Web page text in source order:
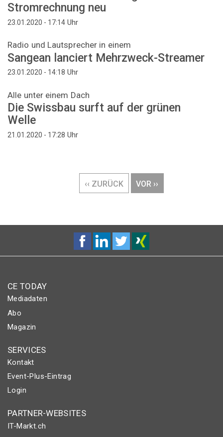
Stromrechnung neu
23.01.2020 - 17:14 Uhr
Radio und Lautsprecher in einem
Sangean lanciert Mehrzweck-Streamer
23.01.2020 - 14:18 Uhr
Alle unter einem Dach
Die Swissbau surft auf der grünen
Welle
21.01.2020 - 17:28 Uhr
VORHERIGE
SEITE
‹‹ ZURÜCK
NÄCHSTE
SEITE
VOR ››
CE TODAY
Mediadaten
Abo
Magazin
SERVICES
Kontakt
Event-Plus-Eintrag
Login
PARTNER-WEBSITES
IT-Markt.ch